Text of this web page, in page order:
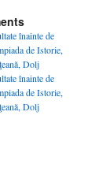
înainte de
de Istorie,
Dolj
înainte de
de Istorie,
Dolj